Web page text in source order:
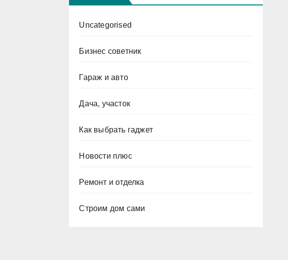
Uncategorised
Бизнес советник
Гараж и авто
Дача, участок
Как выбрать гаджет
Новости плюс
Ремонт и отделка
Строим дом сами